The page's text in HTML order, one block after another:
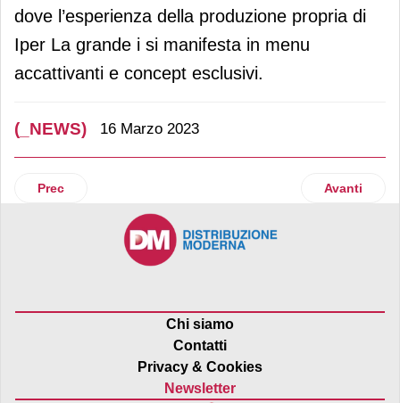
dove l’esperienza della produzione propria di
Iper La grande i si manifesta in menu
accattivanti e concept esclusivi.
(_NEWS) 16 Marzo 2023
Articolo precedente: Glp acquisisce asset a Caronno
Prec Articolo
Avanti
Chi siamo
Contatti
Privacy & Cookies
Newsletter